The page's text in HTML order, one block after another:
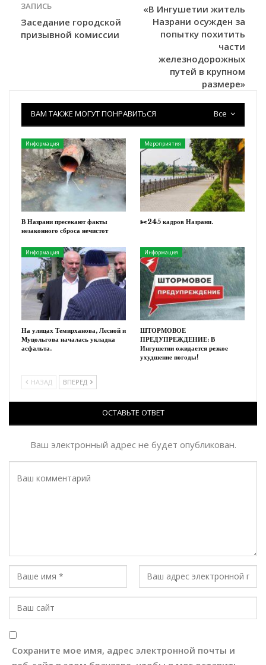
ЗАПИСЬ
Заседание городской
призывной комиссии
«В Ингушетии житель
Назрани осужден за
попытку похитить
части
железнодорожных
путей в крупном
размере»
Все
ВАМ ТАКЖЕ МОГУТ ПОНРАВИТЬСЯ
Информация
В Назрани пресекают факты
незаконного сброса нечистот
Мероприятия
✂️245 кадров Назрани.
Информация
На улицах Темирханова, Лесной и
Муцольгова началась укладка
асфальта.
Информация
ШТОРМОВОЕ
ПРЕДУПРЕЖДЕНИЕ: В
Ингушетии ожидается резкое
ухудшение погоды!
НАЗАД ВПЕРЕД
ОСТАВЬТЕ ОТВЕТ
Ваш электронный адрес не будет опубликован.
Сохраните мое имя, адрес электронной почты и